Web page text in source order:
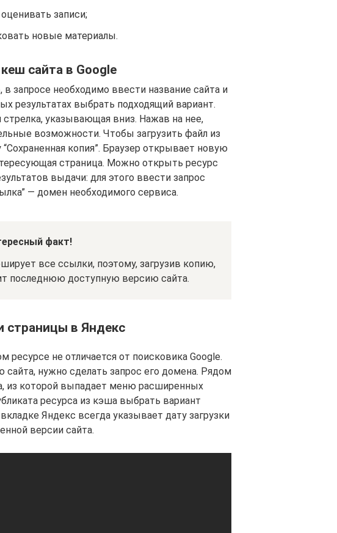
оценивать записи;
новые материалы.
сайта в Google
запросе необходимо ввести название сайта и
результатах выбрать подходящий вариант.
стрелка, указывающая вниз. Нажав на нее,
возможности. Чтобы загрузить файл из
копия”. Браузер открывает новую
страница. Можно открыть ресурс
выдачи: для этого ввести запрос
— домен необходимого сервиса.
факт!
все ссылки, поэтому, загрузив копию,
последнюю доступную версию сайта.
страницы в Яндекс
ресурсе не отличается от поисковика Google.
нужно сделать запрос его домена. Рядом
из которой выпадает меню расширенных
ресурса из кэша выбрать вариант
Яндекс всегда указывает дату загрузки
версии сайта.